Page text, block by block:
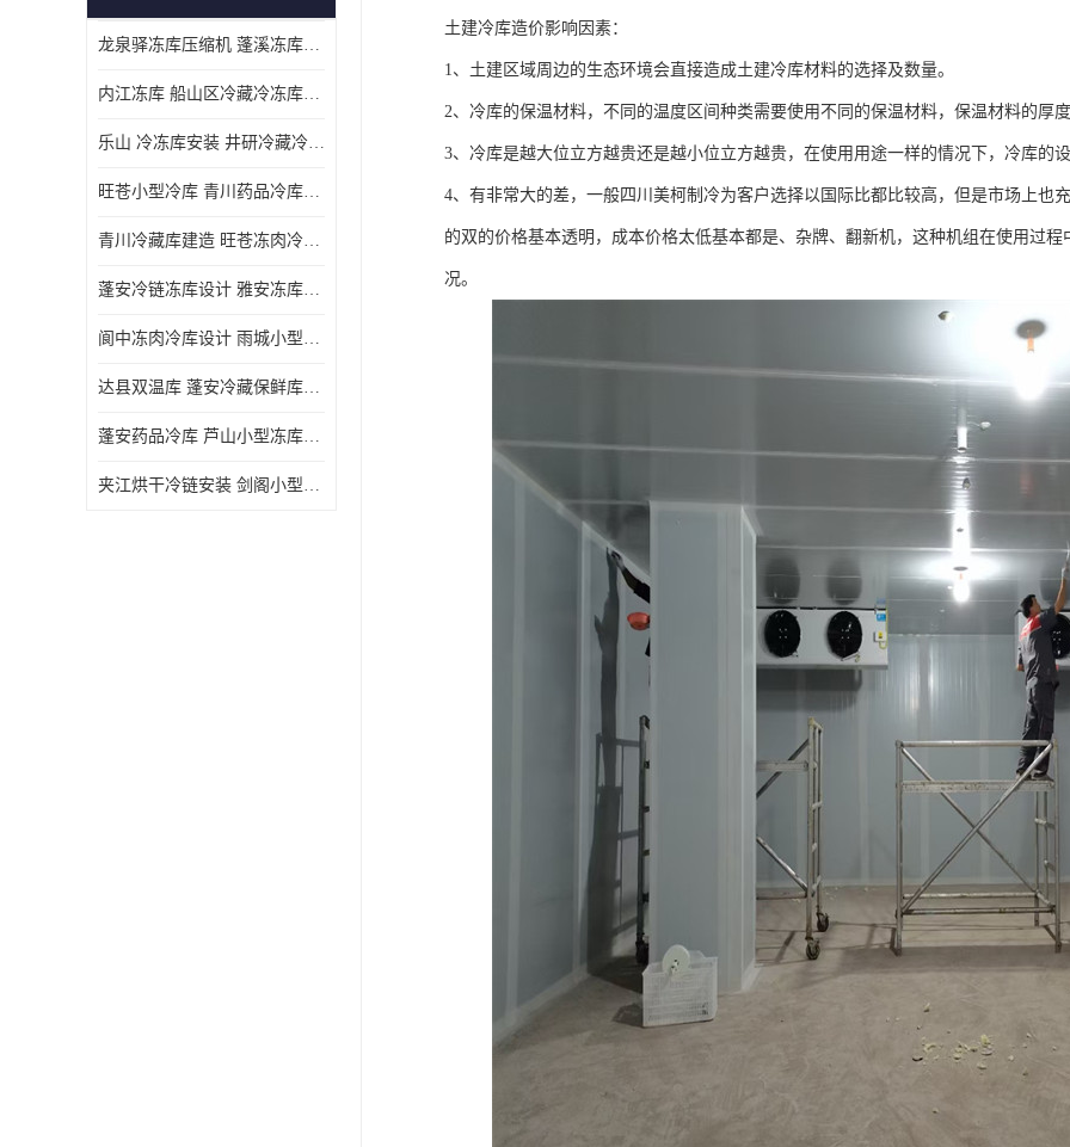
龙泉驿冻库压缩机 蓬溪冻库冷风机价格
内江冻库 船山区冷藏冷冻库安装
乐山 冷冻库安装 井研冷藏冷冻库设备 报价表
旺苍小型冷库 青川药品冷库设备 设计方案
青川冷藏库建造 旺苍冻肉冷库安装 报价表
蓬安冷链冻库设计 雅安冻库保温板安装 采摘园
阆中冻肉冷库设计 雨城小型冷库设计 农产品基地
达县双温库 蓬安冷藏保鲜库设计 报价表
蓬安药品冷库 芦山小型冻库安装 报价表
夹江烘干冷链安装 剑阁小型冷库安装 设计方案
土建冷库造价影响因素：
1、土建区域周边的生态环境会直接造成土建冷库材料的选择及数量。
2、冷库的保温材料，不同的温度区间种类需要使用不同的保温材料，保温材料的厚
3、冷库是越大位立方越贵还是越小位立方越贵，在使用用途一样的情况下，冷库的
4、有非常大的差，一般四川美柯制冷为客户选择以国际比都比较高，但是市场上也
的双的价格基本透明，成本价格太低基本都是、杂牌、翻新机，这种机组在使用过
况。